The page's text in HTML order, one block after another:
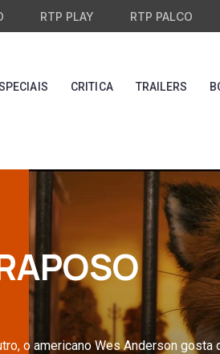
RTP PLAY RTP PALCO
CRITICA TRAILERS
o americano Wes Anderson gosta